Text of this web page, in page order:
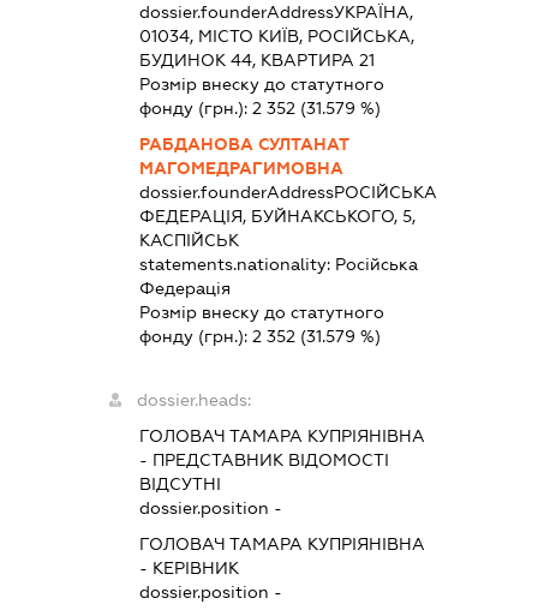
dossier.founderAddressУКРАЇНА,
01034, МІСТО КИЇВ, РОСІЙСЬКА,
БУДИНОК 44, КВАРТИРА 21
Розмір внеску до статутного
фонду (грн.): 2 352 (31.579 %)
РАБДАНОВА СУЛТАНАТ
МАГОМЕДРАГИМОВНА
dossier.founderAddressРОСІЙСЬКА
ФЕДЕРАЦІЯ, БУЙНАКСЬКОГО, 5,
КАСПІЙСЬК
statements.nationality: Російська
Федерація
Розмір внеску до статутного
фонду (грн.): 2 352 (31.579 %)
dossier.heads:
ГОЛОВАЧ ТАМАРА КУПРІЯНІВНА
- ПРЕДСТАВНИК ВІДОМОСТІ
ВІДСУТНІ
dossier.position -
ГОЛОВАЧ ТАМАРА КУПРІЯНІВНА
- КЕРІВНИК
dossier.position -